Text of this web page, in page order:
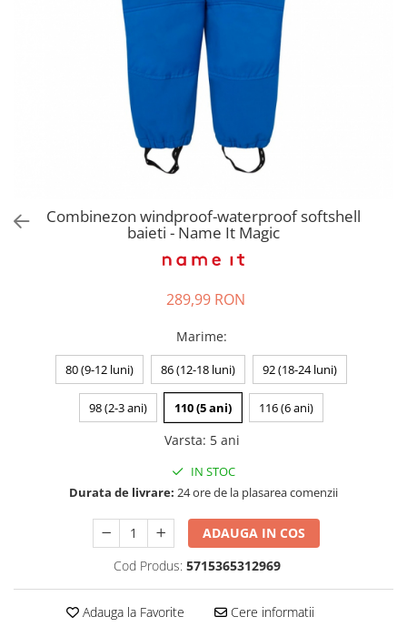
Pantaloni scurți pentru gravide
Sutiene / Bustiere / Maiouri
Combinezon windproof-waterproof softshell
baieti - Name It Magic
289,99 RON
Marime:
80 (9-12 luni) 86 (12-18 luni) 92 (18-24 luni)
98 (2-3 ani) 110 (5 ani) 116 (6 ani)
Varsta: 5 ani
IN STOC
Durata de livrare: 24 ore de la plasarea comenzii
ADAUGA IN COS
Cod Produs: 5715365312969
Adauga la Favorite Cere informatii